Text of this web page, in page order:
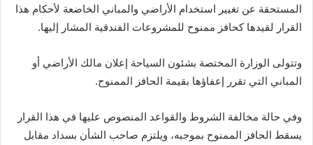
المستحقة عن تغيير استخدام الأراضي والمباني الخاضعة لأحكام هذا
القرار لقيدها كحافز ممنوح للمشروعات الفندقية المشار إليها.
وتتولى الوزارة المختصة بشئون السياحة إعلان مالك الأراضي أو
المباني التي تقرر إعفاؤها بقيمة الحافز الممنوح.
وفي حالة مخالفة الشروط والقواعد المنصوص عليها في هذا القرار
يسقط الحافز الممنوح بموجبه، ويلتزم صاحب الشأن بسداد مقابل